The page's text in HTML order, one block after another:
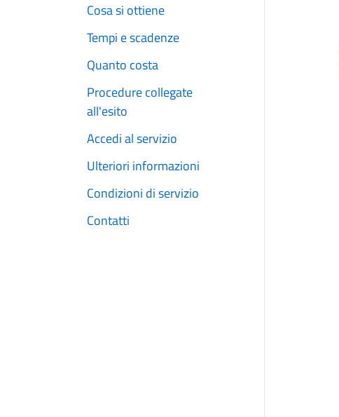
Cosa si ottiene
Tempi e scadenze
Quanto costa
Procedure collegate
all'esito
Accedi al servizio
Ulteriori informazioni
Condizioni di servizio
Contatti